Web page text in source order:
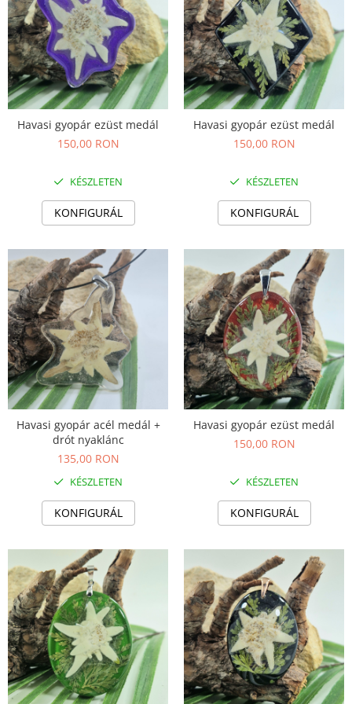
Havasi gyopár ezüst medál
150,00 RON
KÉSZLETEN
KONFIGURÁL
Havasi gyopár ezüst medál
150,00 RON
KÉSZLETEN
KONFIGURÁL
Havasi gyopár acél medál +
drót nyaklánc
135,00 RON
KÉSZLETEN
KONFIGURÁL
Havasi gyopár ezüst medál
150,00 RON
KÉSZLETEN
KONFIGURÁL